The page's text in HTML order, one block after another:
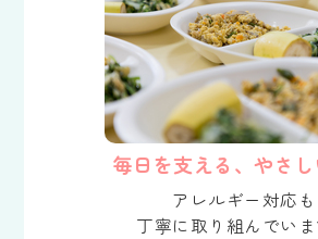
毎日を支える、やさ
アレルギー対応も
丁寧に取り組んでいま